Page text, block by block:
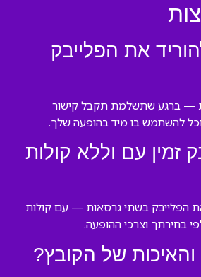
את הפלייבק
— ברגע שתשלמת תקבל קישור
להשתמש בו מיד בהופעה שלך.
זמין עם וללא קולות
הפלייבק בשתי גרסאות — עם קולות
בחירתך וצרכי ההופעה.
של הקובץ?